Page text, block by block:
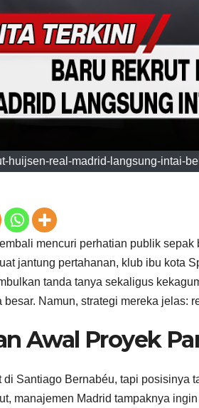
huijsen-real-madrid-langsung-intai-
mencuri perhatian publik
jantung pertahanan, klub ibu kota
tanda tanya sekaligus
Namun, strategi mereka jelas:
Awal Proyek
Santiago Bernabéu, tapi posisinya
manajemen Madrid tampaknya